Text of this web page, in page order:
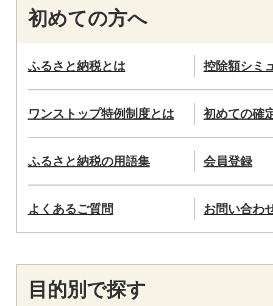
初めての方へ
ふるさと納税とは 控除額シミ
ワンストップ特例制度とは 初めての確
ふるさと納税の用語集 会員登録
よくあるご質問 お問い合わ
目的別で探す